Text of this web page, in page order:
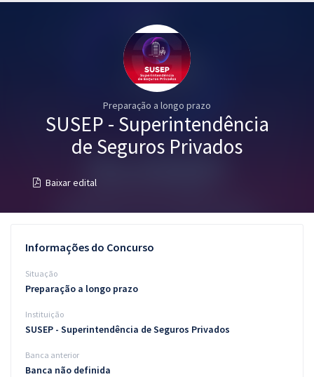
Questões grátis
Conteúdo gratuito
Aprovados
Atendimento
Preparação a longo prazo
SUSEP - Superintendência
de Seguros Privados
Baixar edital
Informações do Concurso
Situação
Preparação a longo prazo
Instituição
SUSEP - Superintendência de Seguros Privados
Banca anterior
Banca não definida